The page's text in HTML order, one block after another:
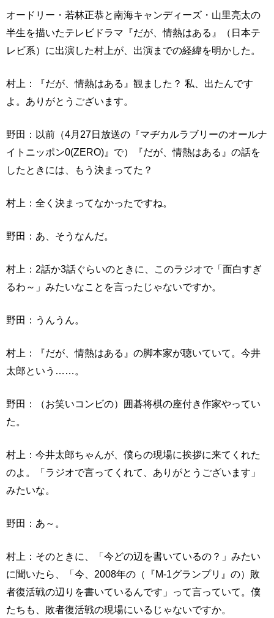
オードリー・若林正恭と南海キャンディーズ・山里亮太の
半生を描いたテレビドラマ『だが、情熱はある』（日本テ
レビ系）に出演した村上が、出演までの経緯を明かした。
村上：『だが、情熱はある』観ました？ 私、出たんです
よ。ありがとうございます。
野田：以前（4月27日放送の『マヂカルラブリーのオールナ
イトニッポン0(ZERO)』で）『だが、情熱はある』の話を
したときには、もう決まってた？
村上：全く決まってなかったですね。
野田：あ、そうなんだ。
村上：2話か3話ぐらいのときに、このラジオで「面白すぎ
るわ～」みたいなことを言ったじゃないですか。
野田：うんうん。
村上：『だが、情熱はある』の脚本家が聴いていて。今井
太郎という……。
野田：（お笑いコンビの）囲碁将棋の座付き作家やってい
た。
村上：今井太郎ちゃんが、僕らの現場に挨拶に来てくれた
のよ。「ラジオで言ってくれて、ありがとうございます」
みたいな。
野田：あ～。
村上：そのときに、「今どの辺を書いているの？」みたい
に聞いたら、「今、2008年の（『M-1グランプリ』の）敗
者復活戦の辺りを書いているんです」って言っていて。僕
たちも、敗者復活戦の現場にいるじゃないですか。